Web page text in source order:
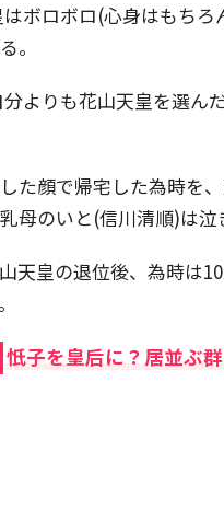
ボロボロ(心身はもち
。
よりも花山天皇を選ん
た顔で帰宅した為時を
母のいと(信川清順)は泣
天皇の退位後、為時は
忯子を皇后に？居並ぶ